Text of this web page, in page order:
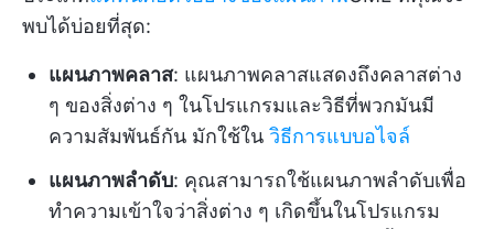
พบได้บ่อยที่สุด:
แผนภาพคลาส: แผนภาพคลาสแสดงถึงคลาสต่าง
ๆ ของสิ่งต่าง ๆ ในโปรแกรมและวิธีที่พวกมันมี
ความสัมพันธ์กัน มักใช้ใน วิธีการแบบอไจล์
แผนภาพลำดับ: คุณสามารถใช้แผนภาพลำดับเพื่อ
ทำความเข้าใจว่าสิ่งต่าง ๆ เกิดขึ้นในโปรแกรม